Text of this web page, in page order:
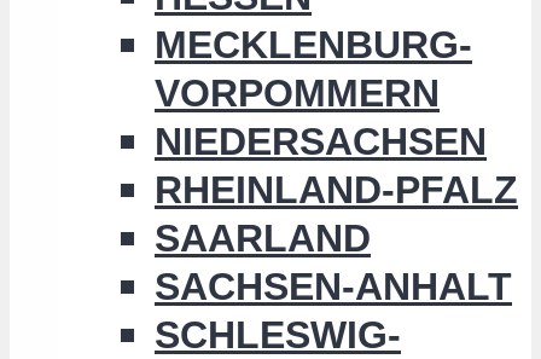
MECKLENBURG-
VORPOMMERN
NIEDERSACHSEN
RHEINLAND-PFALZ
SAARLAND
SACHSEN-ANHALT
SCHLESWIG-